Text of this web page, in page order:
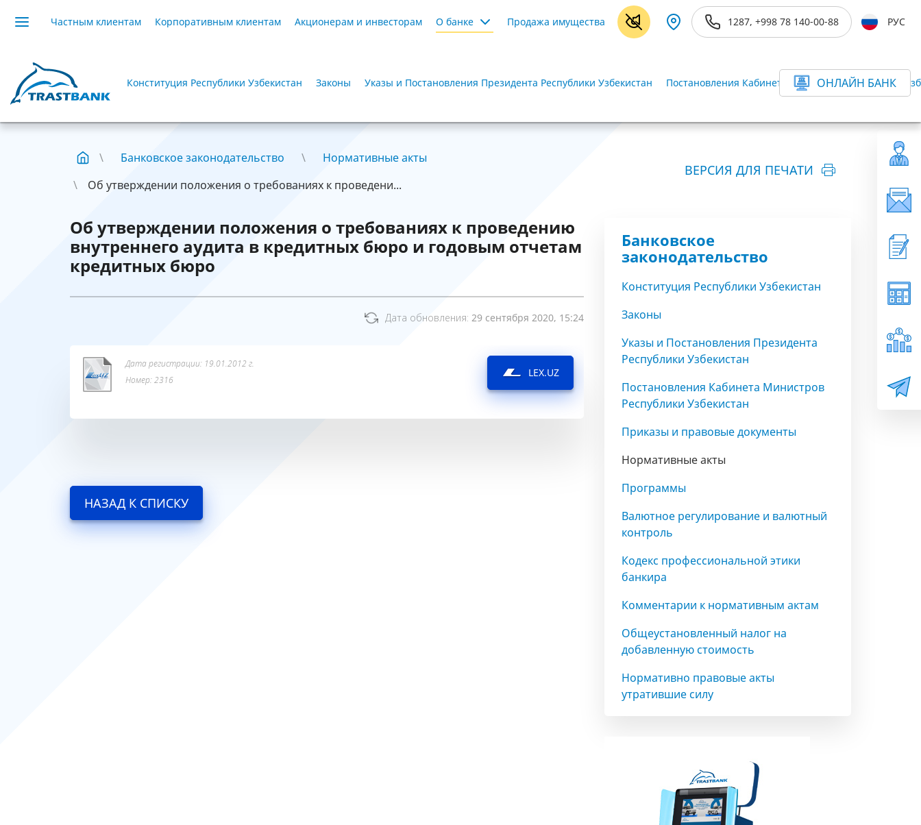
Частным клиентам Корпоративным клиентам Акционерам и инвесторам О банке Продажа имущества 1287, +998 78 140-00-88 РУС
Конституция Республики Узбекистан Законы Указы и Постановления Президента Республики Узбекистан Постановления Кабинета Министров Республики
ОНЛАЙН БАНК
Банковское законодательство
Нормативные акты
Об утверждении положения о требованиях к проведени...
ВЕРСИЯ ДЛЯ ПЕЧАТИ
Об утверждении положения о требованиях к проведению
внутреннего аудита в кредитных бюро и годовым отчетам
кредитных бюро
Дата обновления: 29 сентября 2020, 15:24
Дата регистрации: 19.01.2012 г.
Номер: 2316
LEX.UZ
НАЗАД К СПИСКУ
Банковское
законодательство
Конституция Республики Узбекистан
Законы
Указы и Постановления Президента
Республики Узбекистан
Постановления Кабинета Министров
Республики Узбекистан
Приказы и правовые документы
Нормативные акты
Программы
Валютное регулирование и валютный
контроль
Кодекс профессиональной этики
банкира
Комментарии к нормативным актам
Общеустановленный налог на
добавленную стоимость
Нормативно правовые акты
утратившие силу